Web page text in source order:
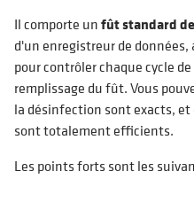
Il comporte unfût standard
d'un enregistreur de
pour contrôler chaque cycle
remplissage du fût. Vous
la désinfection sont exacts, et
sont totalement efficients.
Les points forts sont les